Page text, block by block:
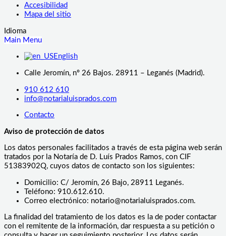
Accesibilidad
Mapa del sitio
Idioma
Main Menu
English
Calle Jeromín, nº 26 Bajos. 28911 – Leganés (Madrid).
910 612 610
info@notarialuisprados.com
Contacto
Aviso de protección de datos
Los datos personales facilitados a través de esta página web serán
tratados por la Notaría de D. Luís Prados Ramos, con CIF
51383902Q, cuyos datos de contacto son los siguientes:
Domicilio: C/ Jeromín, 26 Bajo, 28911 Leganés.
Teléfono: 910.612.610.
Correo electrónico: notario@notarialuisprados.com.
La finalidad del tratamiento de los datos es la de poder contactar
con el remitente de la información, dar respuesta a su petición o